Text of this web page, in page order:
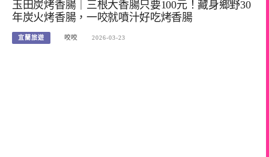
玉田炭烤香腸｜三根大香腸只要100元！藏身鄉野30
年炭火烤香腸，一咬就噴汁好吃烤香腸
宜蘭旅遊 咬咬 2026-03-23